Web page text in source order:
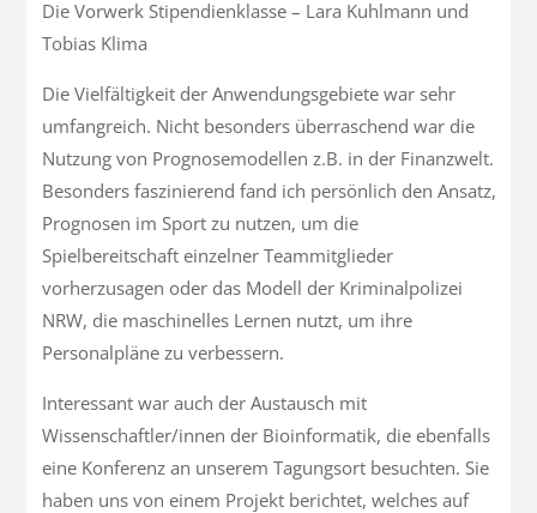
Die Vorwerk Stipendienklasse – Lara Kuhlmann und
Tobias Klima
Die Vielfältigkeit der Anwendungsgebiete war sehr
umfangreich. Nicht besonders überraschend war die
Nutzung von Prognosemodellen z.B. in der Finanzwelt.
Besonders faszinierend fand ich persönlich den Ansatz,
Prognosen im Sport zu nutzen, um die
Spielbereitschaft einzelner Teammitglieder
vorherzusagen oder das Modell der Kriminalpolizei
NRW, die maschinelles Lernen nutzt, um ihre
Personalpläne zu verbessern.
Interessant war auch der Austausch mit
Wissenschaftler/innen der Bioinformatik, die ebenfalls
eine Konferenz an unserem Tagungsort besuchten. Sie
haben uns von einem Projekt berichtet, welches auf